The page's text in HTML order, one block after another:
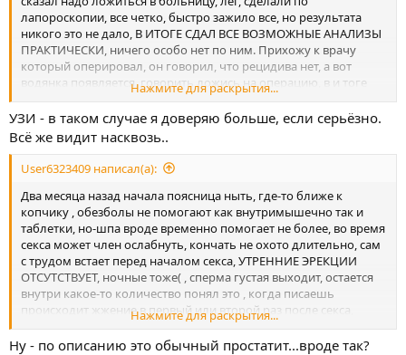
лапороскопии, все четко, быстро зажило все, но результата
никого это не дало, В ИТОГЕ СДАЛ ВСЕ ВОЗМОЖНЫЕ АНАЛИЗЫ
ПРАКТИЧЕСКИ, ничего особо нет по ним. Прихожу к врачу
который оперировал, он говорил, что рецидива нет, а вот
водянка появляется, говорить ложись на операцию, в и тоге
понял, что врач особо не разбирается в проблеме, так яички у
меня в норме по узи нет водянки.
Нажмите для раскрытия...
УЗИ - в таком случае я доверяю больше, если серьёзно.
Всё же видит насквозь..
User6323409 написал(а):
Два месяца назад начала поясница ныть, где-то ближе к
копчику , обезболы не помогают как внутримышечно так и
таблетки, но-шпа вроде временно помогает не более, во время
секса может член ослабнуть, кончать не охото длительно, сам
с трудом встает перед началом секса, УТРЕННИЕ ЭРЕКЦИИ
ОТСУТСТВУЕТ, ночные тоже( , сперма густая выходит, остается
внутри какое-то количество понял это , когда писаешь
происходит жжение в первый или второй раз после секса,
Нажмите для раскрытия...
Ну - по описанию это обычный простатит...вроде так?